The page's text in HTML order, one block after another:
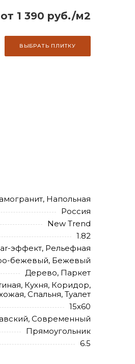
от 1 390 руб./м2
ВЫБРАТЬ ПЛИТКУ
Напольная
Россия
New Trend
1.82
эффект, Рельефная
бежевый, Бежевый
Дерево, Паркет
Кухня, Коридор,
Спальня, Туалет
15х60
Современный
Прямоугольник
6.5